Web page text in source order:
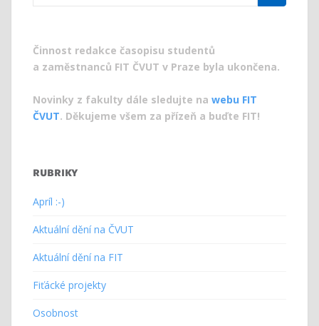
Činnost redakce časopisu studentů
a zaměstnanců FIT ČVUT v Praze byla ukončena.
Novinky z fakulty dále sledujte na webu FIT
ČVUT. Děkujeme všem za přízeň a buďte FIT!
RUBRIKY
Apríl :-)
Aktuální dění na ČVUT
Aktuální dění na FIT
Fiťácké projekty
Osobnost